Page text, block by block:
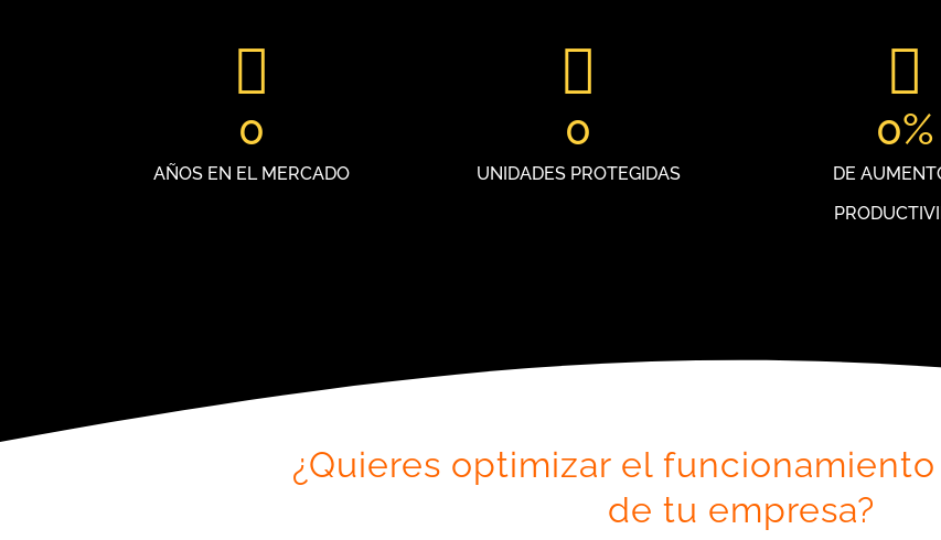
0
AÑOS EN EL MERCADO
0
UNIDADES PROTEGIDAS
0%
DE
¿Quieres optimizar el
de tu empresa?